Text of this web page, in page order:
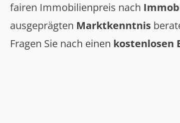
fairen Immobilienpreis nach
ausgeprägten Marktkenntnis
Fragen Sie nach einen kostenlosen